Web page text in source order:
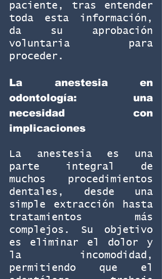
paciente, tras entender
toda esta información,
da su aprobación
voluntaria para
proceder.
La anestesia en
odontología: una
necesidad con
implicaciones
La anestesia es una
parte integral de
muchos procedimientos
dentales, desde una
simple extracción hasta
tratamientos más
complejos. Su objetivo
es eliminar el dolor y
la incomodidad,
permitiendo que el